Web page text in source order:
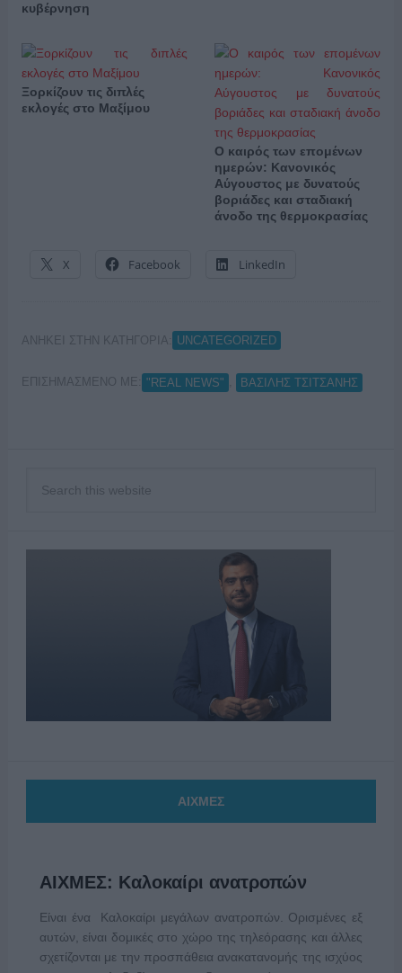
κυβέρνηση
Ξορκίζουν τις διπλές
εκλογές στο Μαξίμου
Ο καιρός των επομένων
ημερών: Κανονικός
Αύγουστος με δυνατούς
βοριάδες και σταδιακή
άνοδο της θερμοκρασίας
X Facebook LinkedIn
ΑΝΗΚΕΙ ΣΤΗΝ ΚΑΤΗΓΟΡΙΑ: UNCATEGORIZED
ΕΠΙΣΗΜΑΣΜΕΝΟ ΜΕ: "REAL NEWS" ΒΑΣΙΛΗΣ ΤΣΙΤΣΑΝΗΣ
ΑΙΧΜΕΣ
ΑΙΧΜΕΣ: Καλοκαίρι ανατροπών
Είναι ένα Καλοκαίρι μεγάλων ανατροπών. Ορισμένες εξ
αυτών, είναι δομικές στο χώρο της τηλεόρασης και άλλες
σχετίζονται με την προσπάθεια ανακατανομής της ισχύος